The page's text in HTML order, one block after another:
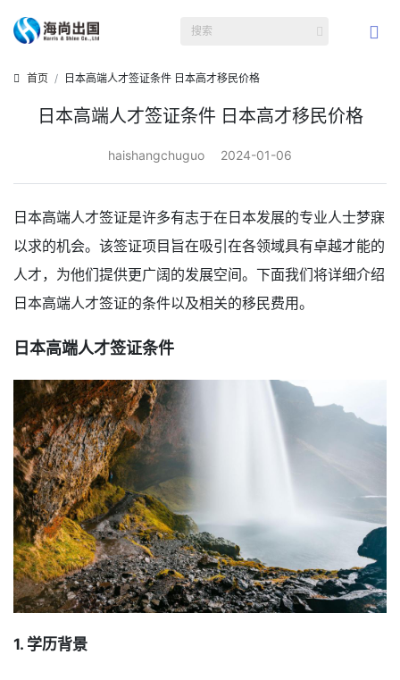
首页 日本高端人才签证条件 日本高才移民价格
日本高端人才签证条件 日本高才移民价格
haishangchuguo 2024-01-06
日本高端人才签证是许多有志于在日本发展的专业人士梦寐
以求的机会。该签证项目旨在吸引在各领域具有卓越才能的
人才，为他们提供更广阔的发展空间。下面我们将详细介绍
日本高端人才签证的条件以及相关的移民费用。
日本高端人才签证条件
1. 学历背景